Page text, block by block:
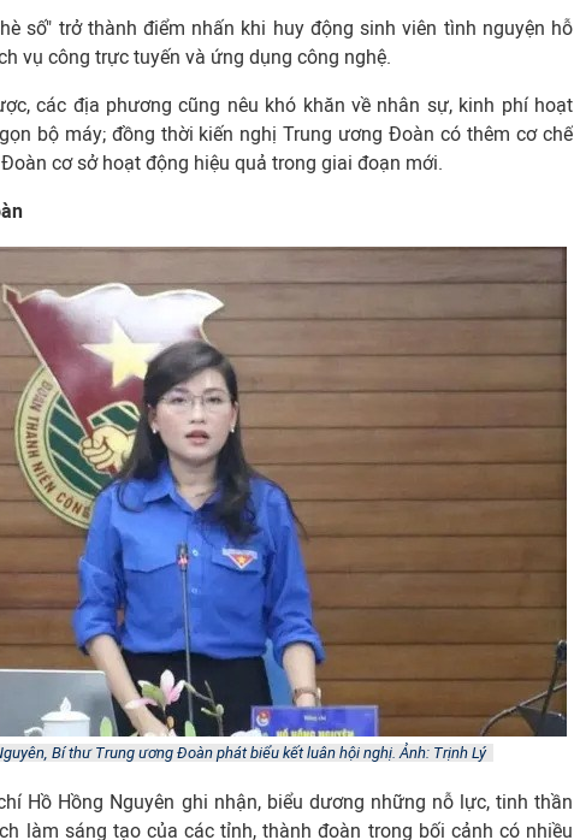
số" trở thành điểm nhấn khi huy động sinh viên tình nguyện hỗ
vụ công trực tuyến và ứng dụng công nghệ.
các địa phương cũng nêu khó khăn về nhân sự, kinh phí hoạt
bộ máy; đồng thời kiến nghị Trung ương Đoàn có thêm cơ chế
cơ sở hoạt động hiệu quả trong giai đoạn mới.
Bí thư Trung ương Đoàn phát biểu kết luân hội nghị. Ảnh: Trịnh Lý
Hồ Hồng Nguyên ghi nhận, biểu dương những nỗ lực, tinh thần
làm sáng tạo của các tỉnh, thành đoàn trong bối cảnh có nhiều